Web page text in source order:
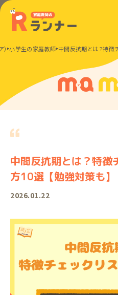
） 小学生の家庭教師 中間反抗期とは？特徴
中間反抗期とは？特徴
方10選【勉強対策も】
2026.01.22